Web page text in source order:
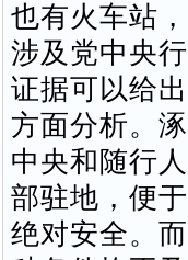
也有火车站
涉及党中央
证据可以给
方面分析。
中央和随行
部驻地，便
绝对安全。